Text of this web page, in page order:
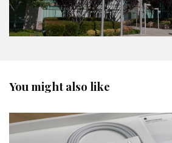
You might also like